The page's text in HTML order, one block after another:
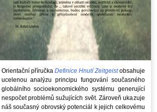
Orientační příručka Definice Hnutí Zeitgeistobsahuje
ucelenou analýzu principu fungování současného
globálního socioekonomického systému generující
nespočet problémů sužujících svět. Zároveň ukazuje
náš současný obrovský potenciál k jejich celkovému